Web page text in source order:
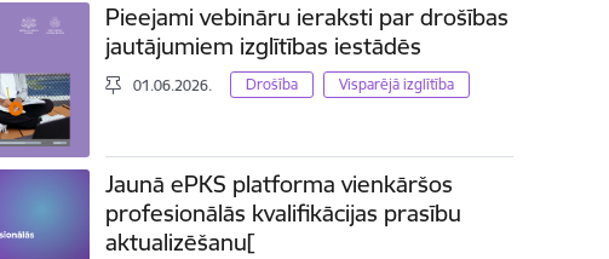
Pieejami vebināru ieraksti par drošības
jautājumiem izglītības iestādēs
01.06.2026. Drošība Visparējā izglītība
Jaunā ePKS platforma vienkāršos
profesionālās kvalifikācijas prasību
aktualizēšanu[